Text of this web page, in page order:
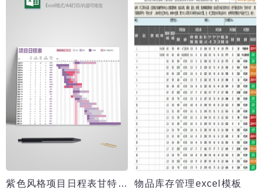
紫色风格项目日程表甘特图模板 物品库存管理excel模板